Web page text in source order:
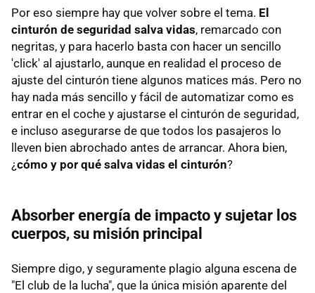
Por eso siempre hay que volver sobre el tema. El
cinturón de seguridad salva vidas, remarcado con
negritas, y para hacerlo basta con hacer un sencillo
'click' al ajustarlo, aunque en realidad el proceso de
ajuste del cinturón tiene algunos matices más. Pero no
hay nada más sencillo y fácil de automatizar como es
entrar en el coche y ajustarse el cinturón de seguridad,
e incluso asegurarse de que todos los pasajeros lo
lleven bien abrochado antes de arrancar. Ahora bien,
¿cómo y por qué salva vidas el cinturón?
Absorber energía de impacto y sujetar los
cuerpos, su misión principal
Siempre digo, y seguramente plagio alguna escena de
"El club de la lucha", que la única misión aparente del